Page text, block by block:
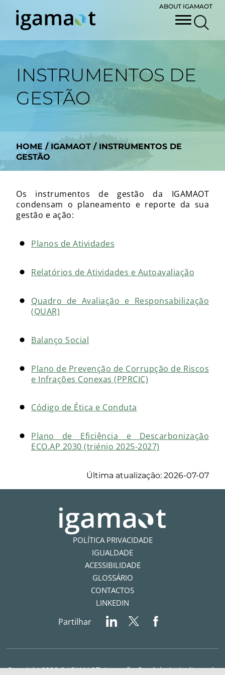
ABOUT IGAMAOT
INSTRUMENTOS DE
GESTÃO
HOME / IGAMAOT / INSTRUMENTOS DE
GESTÃO
Os instrumentos de gestão da IGAMAOT
condensam o planeamento e reporte da sua
gestão e ação: ​
Planos de Atividades
Relatórios de Atividades e Autoavaliação
Quadro de Avaliação e Responsabilização
(QUAR)
Balanço Social
Plano de Prevenção de Corrupção de Riscos
e Infrações Conexas (PPRCIC)
Código de Ética e Conduta
Plano de Eficiência e Descarbonização
ECO.AP 2030 (triénio 2025-2027)
Última atualização: 2026-07-07
POLÍTICA PRIVACIDADE
IGUALDADE
ACESSIBILIDADE
GLOSSÁRIO
CONTACTOS
LINKEDIN
Partilhar
Copyright 2026 © IGAMAOT- Inspeção-Geral da Agricultura, do